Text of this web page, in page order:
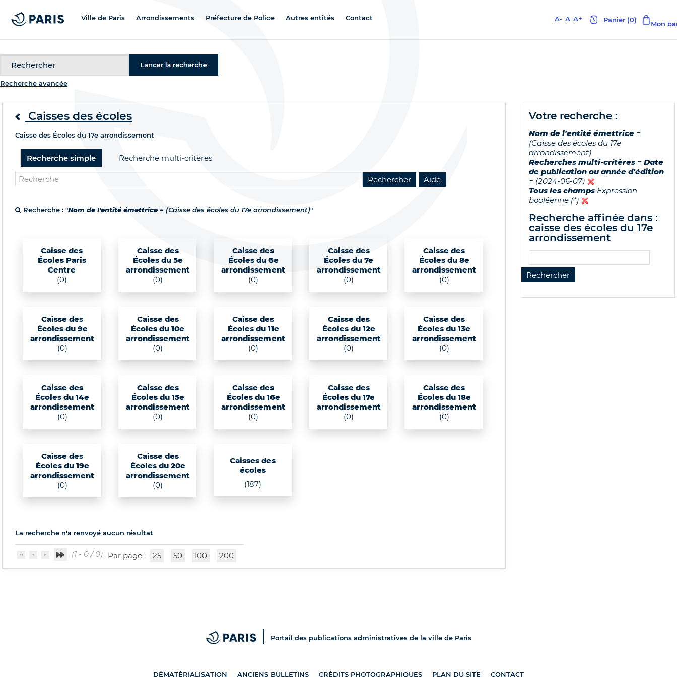
Ville de Paris Arrondissements Préfecture de Police Autres entités Contact A- A A+
Recherche avancée
Caisses des écoles
Caisse des Écoles du 17e arrondissement
Recherche simple Recherche multi-critères
Recherche : "Nom de l'entité émettrice = (Caisse des écoles du 17e arrondissement)"
Caisse des
Écoles Paris
Centre
(0)
Caisse des
Écoles du 5e
arrondissement
(0)
Caisse des
Écoles du 6e
arrondissement
(0)
Caisse des
Écoles du 7e
arrondissement
(0)
Caisse des
Écoles du 8e
arrondissement
(0)
Caisse des
Écoles du 9e
arrondissement
(0)
Caisse des
Écoles du 10e
arrondissement
(0)
Caisse des
Écoles du 11e
arrondissement
(0)
Caisse des
Écoles du 12e
arrondissement
(0)
Caisse des
Écoles du 13e
arrondissement
(0)
Caisse des
Écoles du 14e
arrondissement
(0)
Caisse des
Écoles du 15e
arrondissement
(0)
Caisse des
Écoles du 16e
arrondissement
(0)
Caisse des
Écoles du 17e
arrondissement
(0)
Caisse des
Écoles du 18e
arrondissement
(0)
Caisse des
Écoles du 19e
arrondissement
(0)
Caisse des
Écoles du 20e
arrondissement
(0)
Caisses des
écoles
(187)
La recherche n'a renvoyé aucun résultat
(1 - 0 / 0) Par page : 25 50 100 200
votre recherche :
Nom de l'entité émettrice =
(Caisse des écoles du 17e
arrondissement)
Recherches multi-critères = Date
de publication ou année d'édition
= (2024-06-07)
Tous les champs Expression
booléenne (*)
recherche affinée dans :
caisse des écoles du 17e
arrondissement
Portail des publications administratives de la ville de Paris
DÉMATÉRIALISATION ANCIENS BULLETINS CRÉDITS PHOTOGRAPHIQUES PLAN DU SITE CONTACT